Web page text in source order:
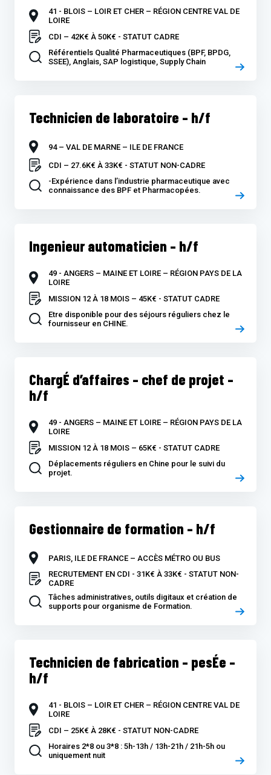
41 - BLOIS – LOIR ET CHER – RÉGION CENTRE VAL DE
LOIRE
CDI – 42K€ À 50K€ - STATUT CADRE
Référentiels Qualité Pharmaceutiques (BPF, BPDG,
SSEE), Anglais, SAP logistique, Supply Chain
Technicien de laboratoire – h/f
94 – VAL DE MARNE – ILE DE FRANCE
CDI – 27.6K€ À 33K€ - STATUT NON-CADRE
-Expérience dans l’industrie pharmaceutique avec
connaissance des BPF et Pharmacopées.
Ingenieur automaticien – h/f
49 - ANGERS – MAINE ET LOIRE – RÉGION PAYS DE LA
LOIRE
MISSION 12 À 18 MOIS – 45K€ - STATUT CADRE
Etre disponible pour des séjours réguliers chez le
fournisseur en CHINE.
ChargÉ d’affaires – chef de projet –
h/f
49 - ANGERS – MAINE ET LOIRE – RÉGION PAYS DE LA
LOIRE
MISSION 12 À 18 MOIS – 65K€ - STATUT CADRE
Déplacements réguliers en Chine pour le suivi du
projet.
Gestionnaire de formation – h/f
PARIS, ILE DE FRANCE – ACCÈS MÉTRO OU BUS
RECRUTEMENT EN CDI - 31K€ À 33K€ - STATUT NON-
CADRE
Tâches administratives, outils digitaux et création de
supports pour organisme de Formation.
Technicien de fabrication – pesÉe –
h/f
41 - BLOIS – LOIR ET CHER – RÉGION CENTRE VAL DE
LOIRE
CDI – 25K€ À 28K€ - STATUT NON-CADRE
Horaires 2*8 ou 3*8 : 5h-13h / 13h-21h / 21h-5h ou
uniquement nuit